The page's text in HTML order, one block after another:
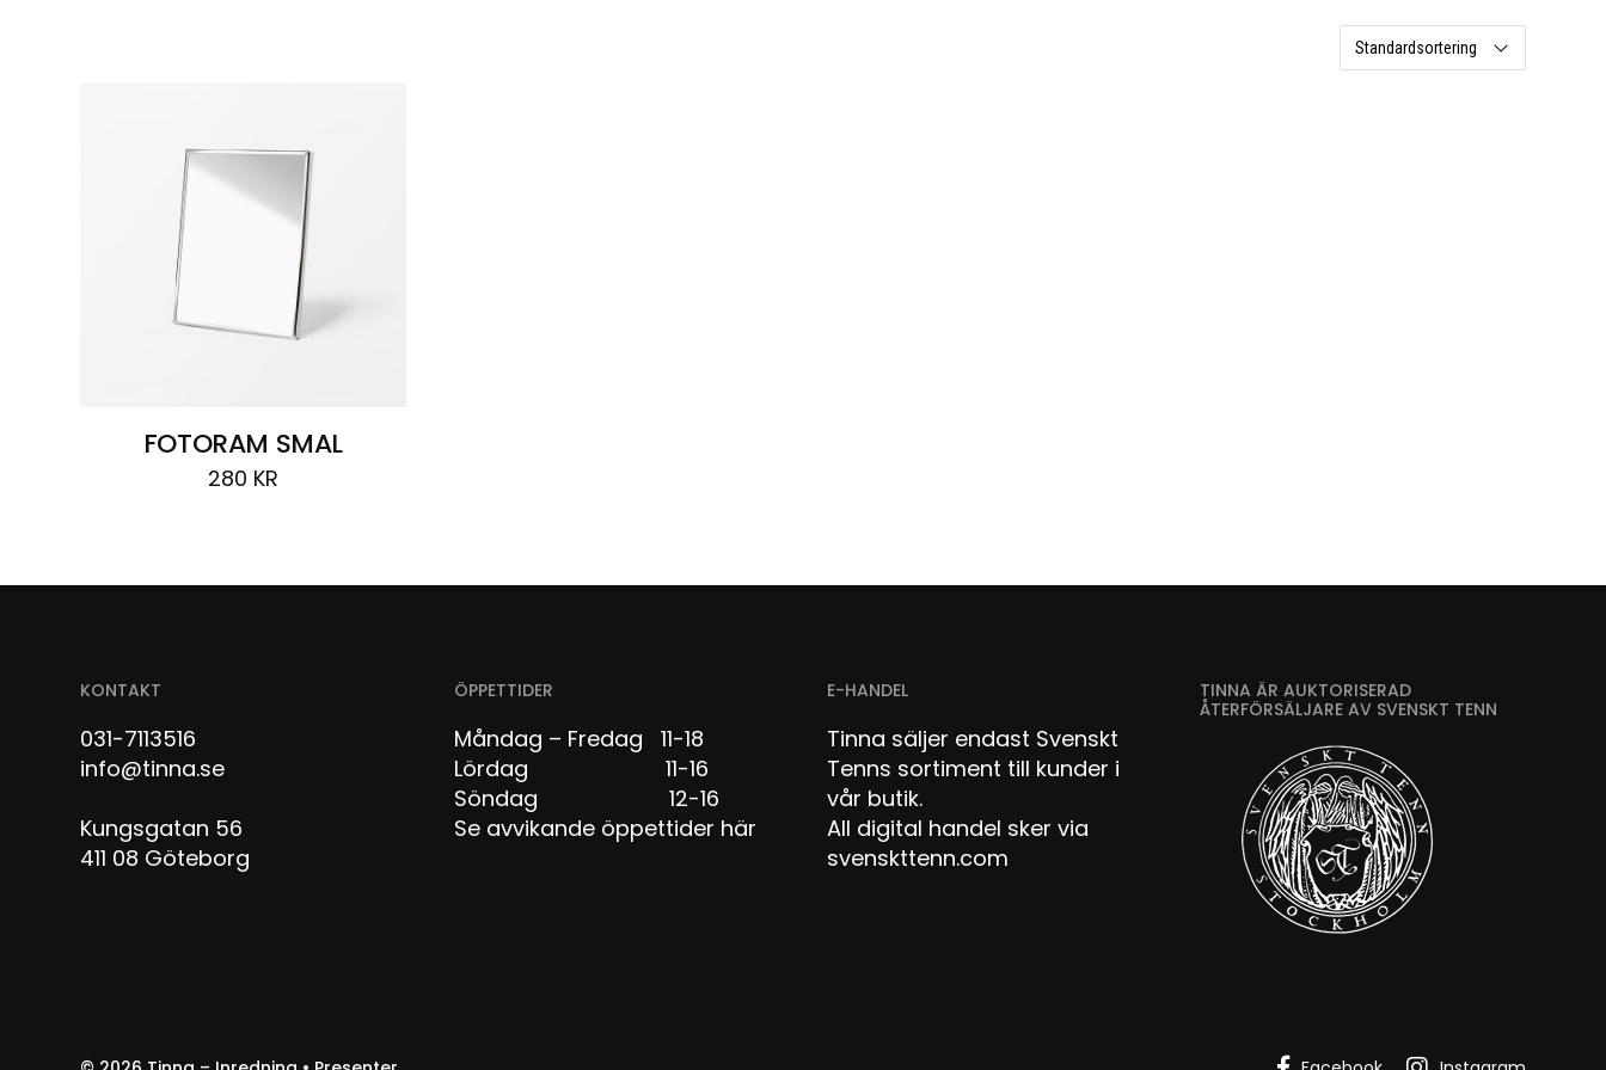
FOTORAM SMAL
280 KR
KONTAKT
031-7113516
info@tinna.se
Kungsgatan 56
411 08 Göteborg
ÖPPETTIDER
Måndag – Fredag 11-18
Lördag 11-16
Söndag 12-16
Se avvikande öppettider här
E-HANDEL
Tinna säljer endast Svenskt
Tenns sortiment till kunder i
vår butik.
All digital handel sker via
svenskttenn.com
TINNA ÄR AUKTORISERAD
ÅTERFÖRSÄLJARE AV SVENSKT TENN